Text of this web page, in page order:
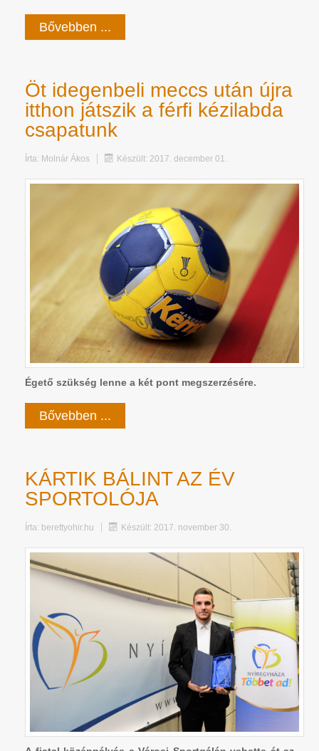
Bővebben ...
Öt idegenbeli meccs után újra
itthon játszik a férfi kézilabda
csapatunk
Írta: Molnár Ákos Készült: 2017. december 01.
Égető szükség lenne a két pont megszerzésére.
Bővebben ...
KÁRTIK BÁLINT AZ ÉV
SPORTOLÓJA
Írta: berettyohir.hu Készült: 2017. november 30.